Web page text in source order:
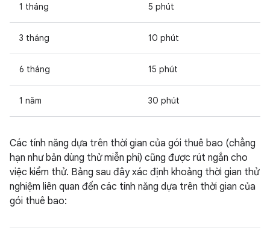
1 tháng 5 phút
3 tháng 10 phút
6 tháng 15 phút
1 năm 30 phút
Các tính năng dựa trên thời gian của gói thuê bao (chẳng
hạn như bản dùng thử miễn phí) cũng được rút ngắn cho
việc kiểm thử. Bảng sau đây xác định khoảng thời gian thử
nghiệm liên quan đến các tính năng dựa trên thời gian của
gói thuê bao: